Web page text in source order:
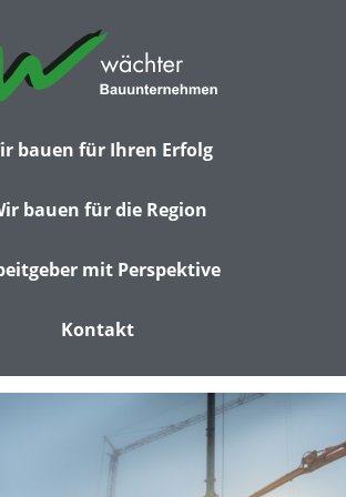
bauen für Ihren Erfolg
bauen für die Region
mit Perspektive
Kontakt